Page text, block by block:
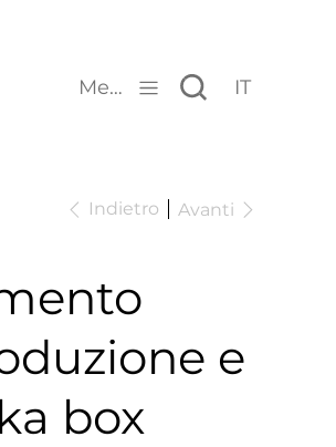
Menu IT
Indietro Avanti
e
box